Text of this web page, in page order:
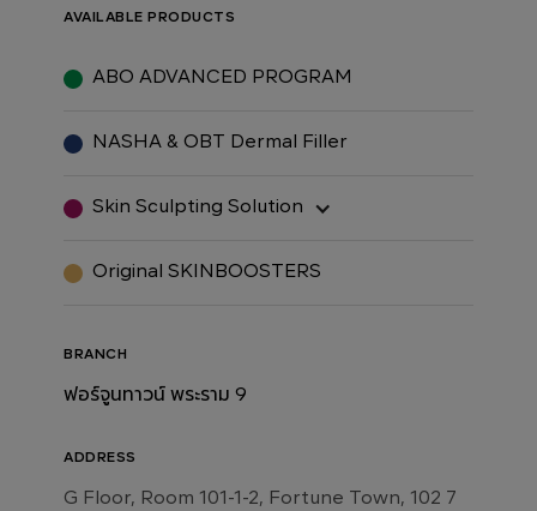
AVAILABLE PRODUCTS
ABO ADVANCED PROGRAM
NASHA & OBT Dermal Filler
Skin Sculpting Solution
Original SKINBOOSTERS
BRANCH
ฟอร์จูนทาวน์ พระราม 9
ADDRESS
G Floor, Room 101-1-2, Fortune Town, 102 7